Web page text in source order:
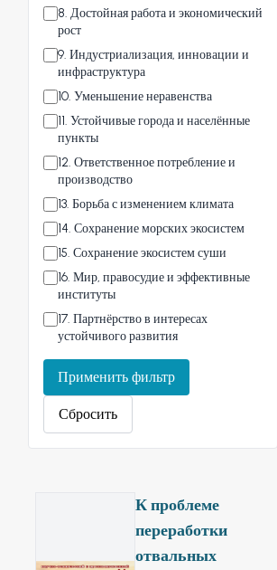
8. Достойная работа и экономический
рост
9. Индустриализация, инновации и
инфраструктура
10. Уменьшение неравенства
11. Устойчивые города и населённые
пункты
12. Ответственное потребление и
производство
13. Борьба с изменением климата
14. Сохранение морских экосистем
15. Сохранение экосистем суши
16. Мир, правосудие и эффективные
институты
17. Партнёрство в интересах
устойчивого развития
Применить фильтр
Сбросить
К проблеме
переработки
отвальных